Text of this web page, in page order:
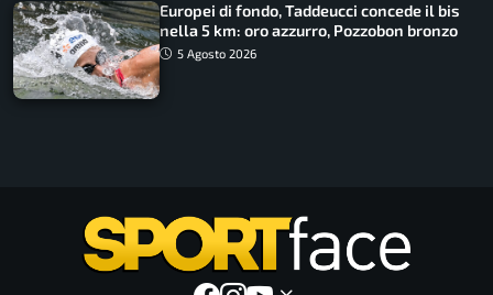
Europei di fondo, Taddeucci concede il bis
nella 5 km: oro azzurro, Pozzobon bronzo
5 Agosto 2026